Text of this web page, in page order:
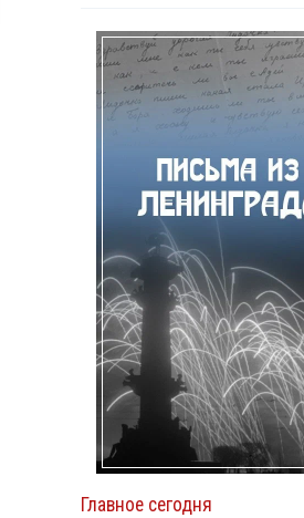
Главное сегодня